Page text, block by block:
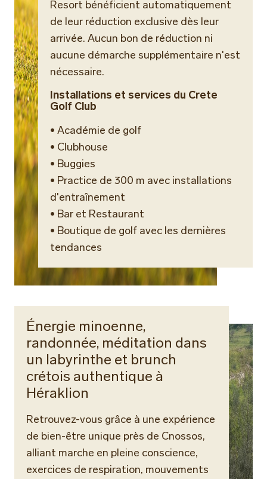
Resort bénéficient automatiquement
de leur réduction exclusive dès leur
arrivée. Aucun bon de réduction ni
aucune démarche supplémentaire n'est
nécessaire.
Installations et services du Crete
Golf Club
• Académie de golf
• Clubhouse
• Buggies
• Practice de 300 m avec installations
d'entraînement
• Bar et Restaurant
• Boutique de golf avec les dernières
tendances
Énergie minoenne,
randonnée, méditation dans
un labyrinthe et brunch
crétois authentique à
Héraklion
Retrouvez-vous grâce à une expérience
de bien-être unique près de Cnossos,
alliant marche en pleine conscience,
exercices de respiration, mouvements